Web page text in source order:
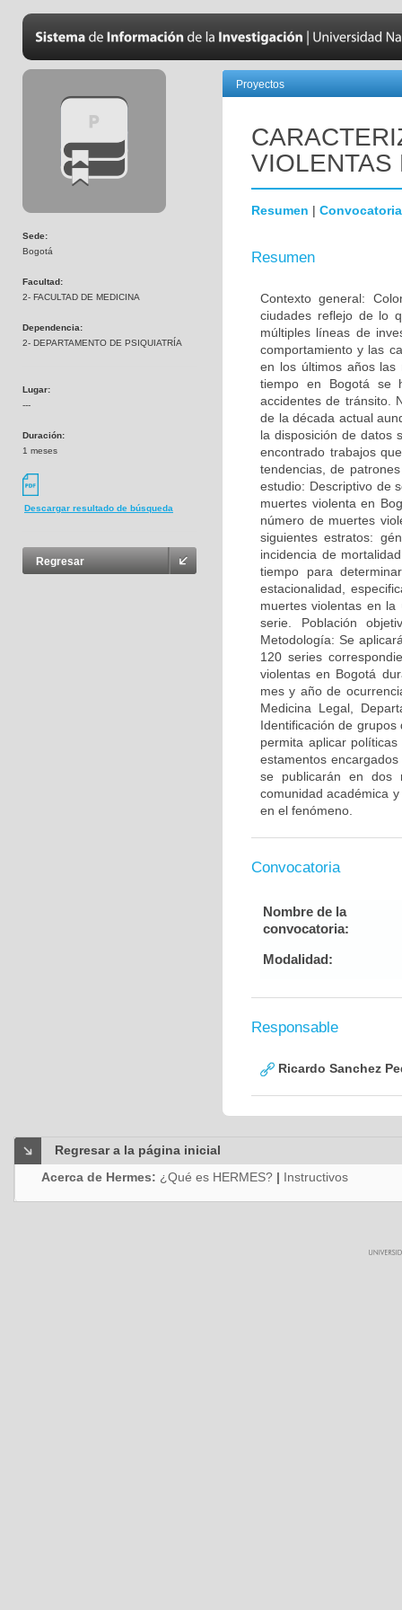
Sede:
Bogotá
Facultad:
2- FACULTAD DE MEDICINA
Dependencia:
2- DEPARTAMENTO DE PSIQUIATRÍA
Lugar:
---
Duración:
1 meses
Descargar resultado de búsqueda
Regresar
Proyectos
VIOLENTAS
Resumen | Convocatoria
Resumen
Contexto general:
ciudades reflejo de lo
múltiples líneas de
comportamiento y las
en los últimos años las
tiempo en Bogotá se
accidentes de tránsito.
de la década actual
la disposición de datos
encontrado trabajos
tendencias, de
estudio: Descriptivo de
muertes violenta en
número de muertes
siguientes estratos:
incidencia de
tiempo para
estacionalidad,
muertes violentas en
serie. Población
Metodología: Se
120 series
violentas en Bogotá
mes y año de
Medicina Legal,
Identificación de
permita aplicar
estamentos
se publicarán en dos
comunidad académica
en el fenómeno.
Convocatoria
Nombre de la
convocatoria:
Modalidad:
Responsable
Ricardo Sanchez
Regresar a la página inicial
Acerca de Hermes: ¿Qué es HERMES? | Instructivos